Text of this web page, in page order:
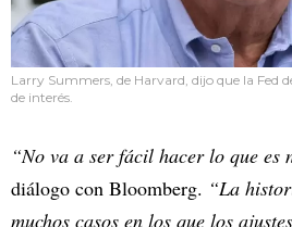
Larry Summers, de Harvard, dijo que la Fed
de interés.
“No va a ser fácil hacer lo que es
diálogo con Bloomberg. “La
muchos casos en los que los